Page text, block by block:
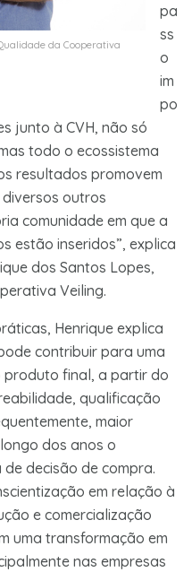
da Cooperativa
pa
ss
o
im
po
junto à CVH, não só
todo o ecossistema
resultados promovem
outros
comunidade em que a
estão inseridos”, explica
dos Santos Lopes,
Veiling.
Henrique explica
contribuir para uma
final, a partir do
qualificação
maior
dos anos o
decisão de compra.
em relação à
e comercialização
uma transformação em
nas empresas